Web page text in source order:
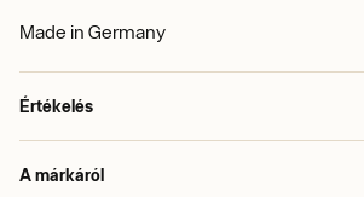
Made in Germany
Értékelés
A márkáról